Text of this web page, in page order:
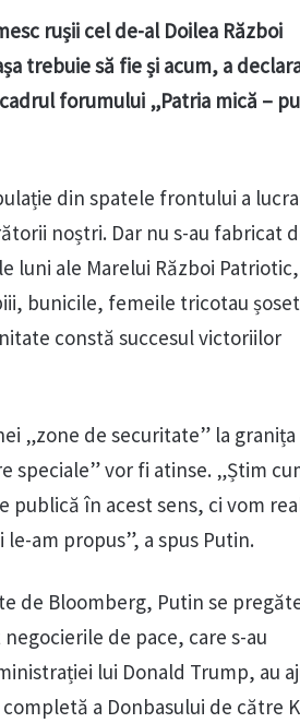
rușii cel de-al Doilea Război
trebuie să fie și acum, a
forumului „Patria mică –
din spatele frontului a
noștri. Dar nu s-au fabricat
luni ale Marelui Război
bunicile, femeile tricotau
constă succesul victoriilor
„zone de securitate” la granița
speciale” vor fi atinse. „Știm
în acest sens, ci vom
am propus”, a spus Putin.
de Bloomberg, Putin se
de pace, care s-au
lui Donald Trump, au
a Donbasului de către